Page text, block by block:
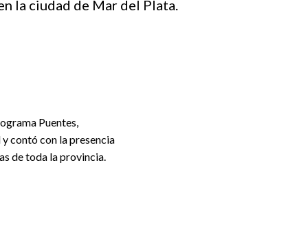
la ciudad de Mar del Plata.
Puentes,
contó con la presencia
de toda la provincia.